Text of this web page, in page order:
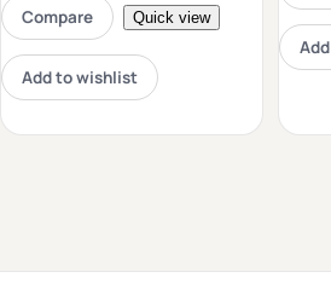
Compare Quick view
Add to wishlist